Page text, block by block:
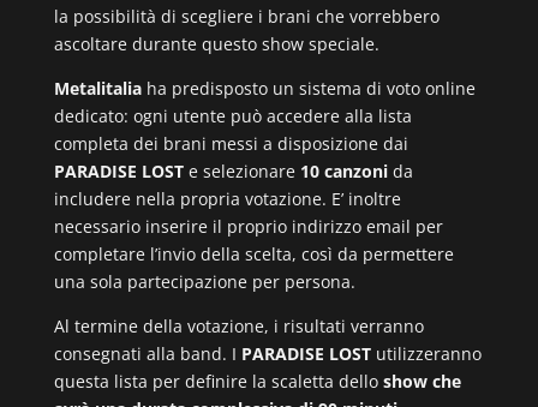
la possibilità di scegliere i brani che vorrebbero
ascoltare durante questo show speciale.
Metalitaliaha predisposto un sistema di voto online
dedicato: ogni utente può accedere alla lista
completa dei brani messi a disposizione dai
PARADISE LOSTe selezionare 10 canzonida
includere nella propria votazione. E’ inoltre
necessario inserire il proprio indirizzo email per
completare l’invio della scelta, così da permettere
una sola partecipazione per persona.
Al termine della votazione, i risultati verranno
consegnati alla band. I PARADISE LOSTutilizzeranno
questa lista per definire la scaletta dello show che